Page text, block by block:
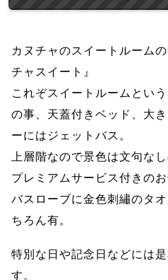
カヌチャのスイートルーム
チャスイート』
これぞスイートルームとい
の事、天蓋付きベッド、大
ーにはジェットバス。
上層階なので景色は文句なし
プレミアムサービス付きの
バスローブに金色刺繡のタ
ちろん有。
特別な日や記念日などには
す。